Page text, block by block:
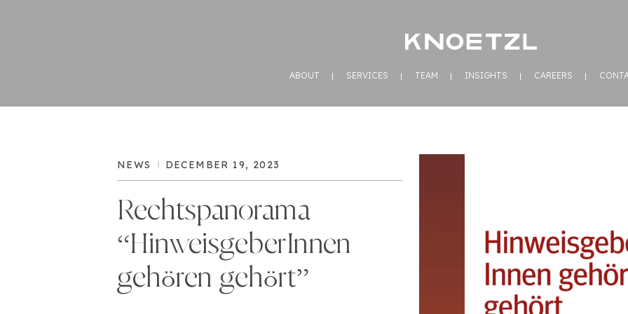
ABOUT SERVICES TEAM INSIGHTS CAREERS
NEWS DECEMBER 19, 2023
Rechtspanorama
“HinweisgeberInnen
gehören gehört”